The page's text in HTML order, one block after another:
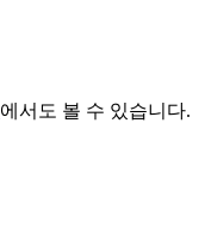
에서도 볼 수 있습니다.